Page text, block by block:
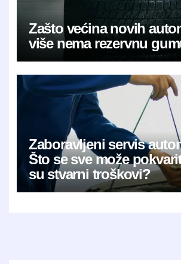
Zašto većina novih
više nema rezervnu
Zaboravljeni servis
Što se sve može
su stvarni troškovi?